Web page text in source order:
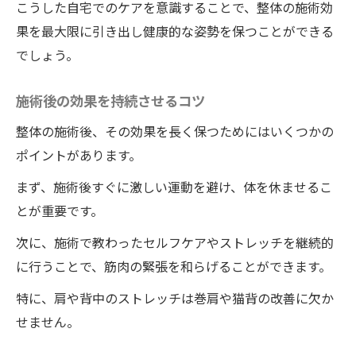
こうした自宅でのケアを意識することで、整体の施術効
果を最大限に引き出し健康的な姿勢を保つことができる
でしょう。
施術後の効果を持続させるコツ
整体の施術後、その効果を長く保つためにはいくつかの
ポイントがあります。
まず、施術後すぐに激しい運動を避け、体を休ませるこ
とが重要です。
次に、施術で教わったセルフケアやストレッチを継続的
に行うことで、筋肉の緊張を和らげることができます。
特に、肩や背中のストレッチは巻肩や猫背の改善に欠か
せません。